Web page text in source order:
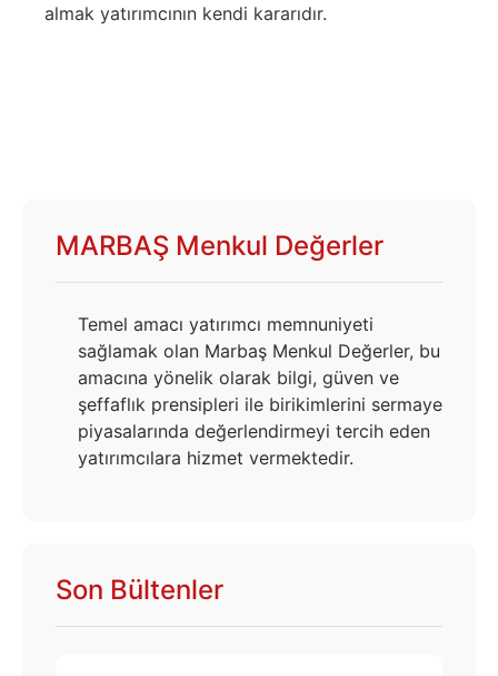
almak yatırımcının kendi kararıdır.
MARBAŞ Menkul Değerler
Temel amacı yatırımcı memnuniyeti
sağlamak olan Marbaş Menkul Değerler, bu
amacına yönelik olarak bilgi, güven ve
şeffaflık prensipleri ile birikimlerini sermaye
piyasalarında değerlendirmeyi tercih eden
yatırımcılara hizmet vermektedir.
Son Bültenler